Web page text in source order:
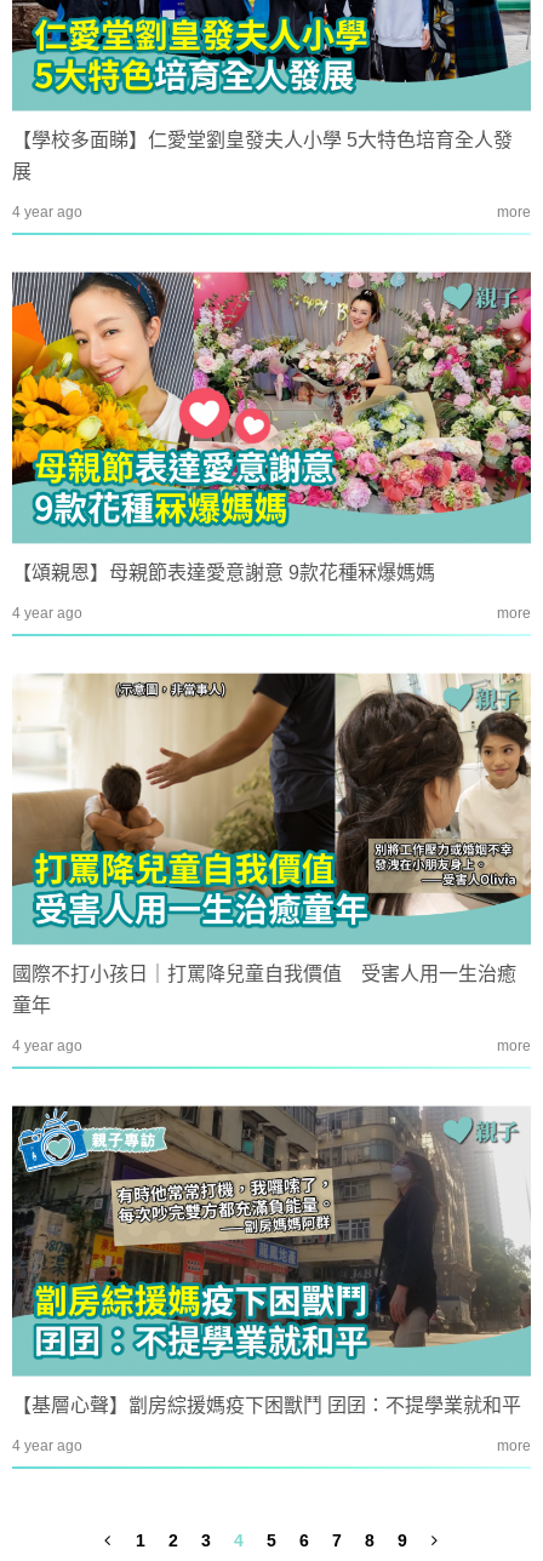
【學校多面睇】仁愛堂劉皇發夫人小學 5大特色培育全人發
展
4 year ago more
【頌親恩】母親節表達愛意謝意 9款花種冧爆媽媽
4 year ago more
國際不打小孩日｜打罵降兒童自我價值 受害人用一生治癒
童年
4 year ago more
【基層心聲】劏房綜援媽疫下困獸鬥 囝囝：不提學業就和平
4 year ago more
1 2 3 4 5 6 7 8 9